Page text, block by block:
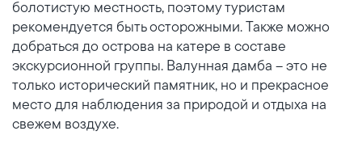
болотистую местность, поэтому туристам
рекомендуется быть осторожными. Также можно
добраться до острова на катере в составе
экскурсионной группы. Валунная дамба – это не
только исторический памятник, но и прекрасное
место для наблюдения за природой и отдыха на
свежем воздухе.